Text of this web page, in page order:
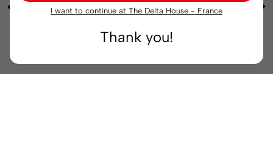
I want to continue at The Delta House - France
Thank you!